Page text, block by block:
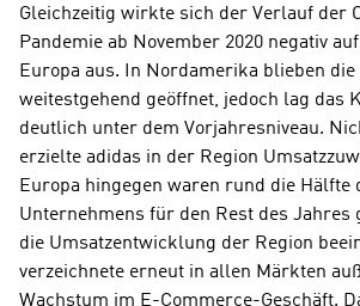
Gleichzeitig wirkte sich der Verlauf der
Pandemie ab November 2020 negativ
Europa aus. In Nordamerika blieben die
weitestgehend geöffnet, jedoch lag das
deutlich unter dem Vorjahresniveau.
erzielte adidas in der Region
Europa hingegen waren rund die Hälfte
Unternehmens für den Rest des Jahres
die Umsatzentwicklung der Region
verzeichnete erneut in allen Märkten
Wachstum im E-Commerce-Geschäft.